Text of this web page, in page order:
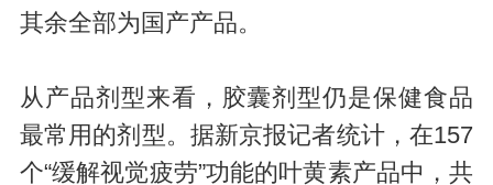
其余全部为国产产品。
从产品剂型来看，胶囊剂型仍是保健食品
最常用的剂型。据新京报记者统计，在157
个“缓解视觉疲劳”功能的叶黄素产品中，共